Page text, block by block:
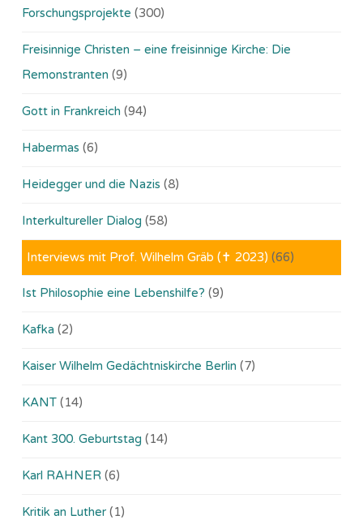
Forschungsprojekte (300)
Freisinnige Christen – eine freisinnige Kirche: Die
Remonstranten (9)
Gott in Frankreich (94)
Habermas (6)
Heidegger und die Nazis (8)
Interkultureller Dialog (58)
Interviews mit Prof. Wilhelm Gräb (✝ 2023) (66)
Ist Philosophie eine Lebenshilfe? (9)
Kafka (2)
Kaiser Wilhelm Gedächtniskirche Berlin (7)
KANT (14)
Kant 300. Geburtstag (14)
Karl RAHNER (6)
Kritik an Luther (1)